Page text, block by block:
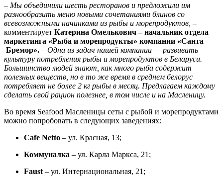
– Мы объединили шесть ресторанов и предложили им
разнообразить меню новыми сочетаниями блинов со
всевозможными начинками из рыбы и морепродуктов, –
комментирует Катерина Омелькович – начальник отдела
маркетинга «Рыба и морепродукты» компании «Санта
Бремор». – Одна из задач нашей компании — развивать
культуру потребления рыбы и морепродуктов в Беларуси.
Большинство людей знают, как много рыба содержит
полезных веществ, но в то же время в среднем белорус
потребляет не более 2 кг рыбы в месяц. Предлагаем каждому
сделать свой рацион полезнее, в том числе и на Масленицу.
Во время Seafood Масленицы сеты с рыбой и морепродуктами
можно попробовать в следующих заведениях:
Cafe Netto – ул. Красная, 13;
Коммуналка – ул. Карла Маркса, 21;
Faust – ул. Интернациональная, 21;